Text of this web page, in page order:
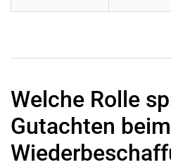
Welche Rolle
Gutachten beim